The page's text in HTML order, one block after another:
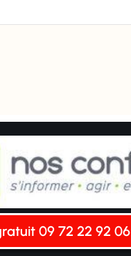
09 72 22 92 06